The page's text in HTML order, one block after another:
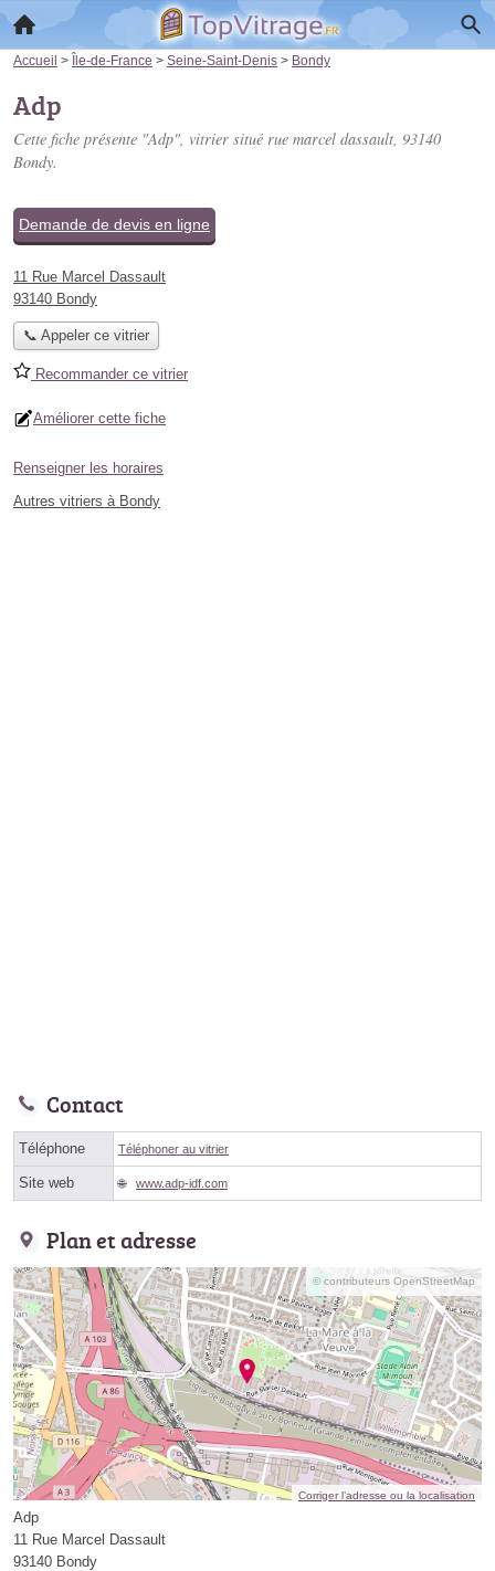
Accueil > Île-de-France > Seine-Saint-Denis > Bondy
Adp
Cette fiche présente "Adp", vitrier situé rue marcel dassault, 93140
Bondy.
Demande de devis en ligne
11 Rue Marcel Dassault
93140 Bondy
📞 Appeler ce vitrier
Recommander ce vitrier
Améliorer cette fiche
Renseigner les horaires
Autres vitriers à Bondy
Contact
Téléphone Téléphoner au vitrier
Site web www.adp-idf.com
Plan et adresse
© contributeurs OpenStreetMap
Corriger l’adresse ou la localisation
Adp
11 Rue Marcel Dassault
93140 Bondy